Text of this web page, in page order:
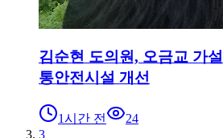
김순현 도의원, 오금교 가
통안전시설 개선
1시간 전
24
3